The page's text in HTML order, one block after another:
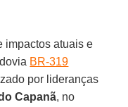
impactos atuais e
BR-319
por lideranças
Capanã, no